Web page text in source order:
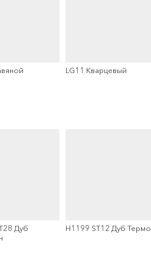
LG11 Кварцевый
Дуб
H1199 ST12 Дуб Термо